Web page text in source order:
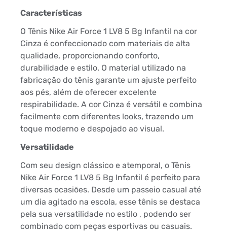
Características
O Tênis Nike Air Force 1 LV8 5 Bg Infantil na cor
Cinza é confeccionado com materiais de alta
qualidade, proporcionando conforto,
durabilidade e estilo. O material utilizado na
fabricação do tênis garante um ajuste perfeito
aos pés, além de oferecer excelente
respirabilidade. A cor Cinza é versátil e combina
facilmente com diferentes looks, trazendo um
toque moderno e despojado ao visual.
Versatilidade
Com seu design clássico e atemporal, o Tênis
Nike Air Force 1 LV8 5 Bg Infantil é perfeito para
diversas ocasiões. Desde um passeio casual até
um dia agitado na escola, esse tênis se destaca
pela sua versatilidade no estilo , podendo ser
combinado com peças esportivas ou casuais.